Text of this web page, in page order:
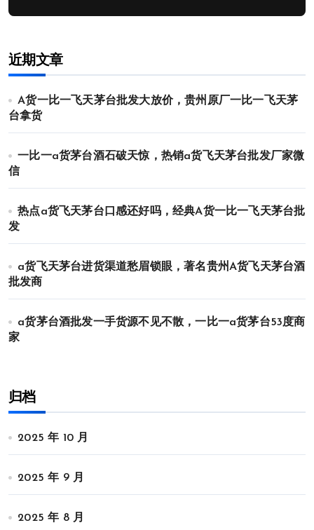
近期文章
A货一比一飞天茅台批发大放价，贵州原厂一比一飞天茅
台拿货
一比一a货茅台酒石破天惊，热销a货飞天茅台批发厂家微
信
热点a货飞天茅台口感还好吗，经典A货一比一飞天茅台批
发
a货飞天茅台进货渠道愁眉锁眼，著名贵州A货飞天茅台酒
批发商
a货茅台酒批发一手货源不见不散，一比一a货茅台53度商
家
归档
2025 年 10 月
2025 年 9 月
2025 年 8 月